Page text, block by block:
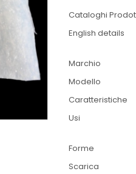
Cataloghi
English details
Marchio
Modello
Caratteristiche
Usi
Forme
Scarica